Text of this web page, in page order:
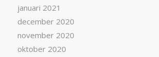
januari 2021
december 2020
november 2020
oktober 2020